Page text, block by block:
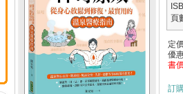
頁
定
優
書
訂